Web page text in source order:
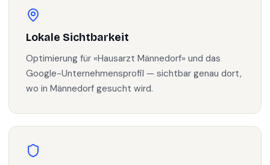
Lokale Sichtbarkeit
Optimierung für «Hausarzt Männedorf» und das
Google-Unternehmensprofil — sichtbar genau dort,
wo in Männedorf gesucht wird.